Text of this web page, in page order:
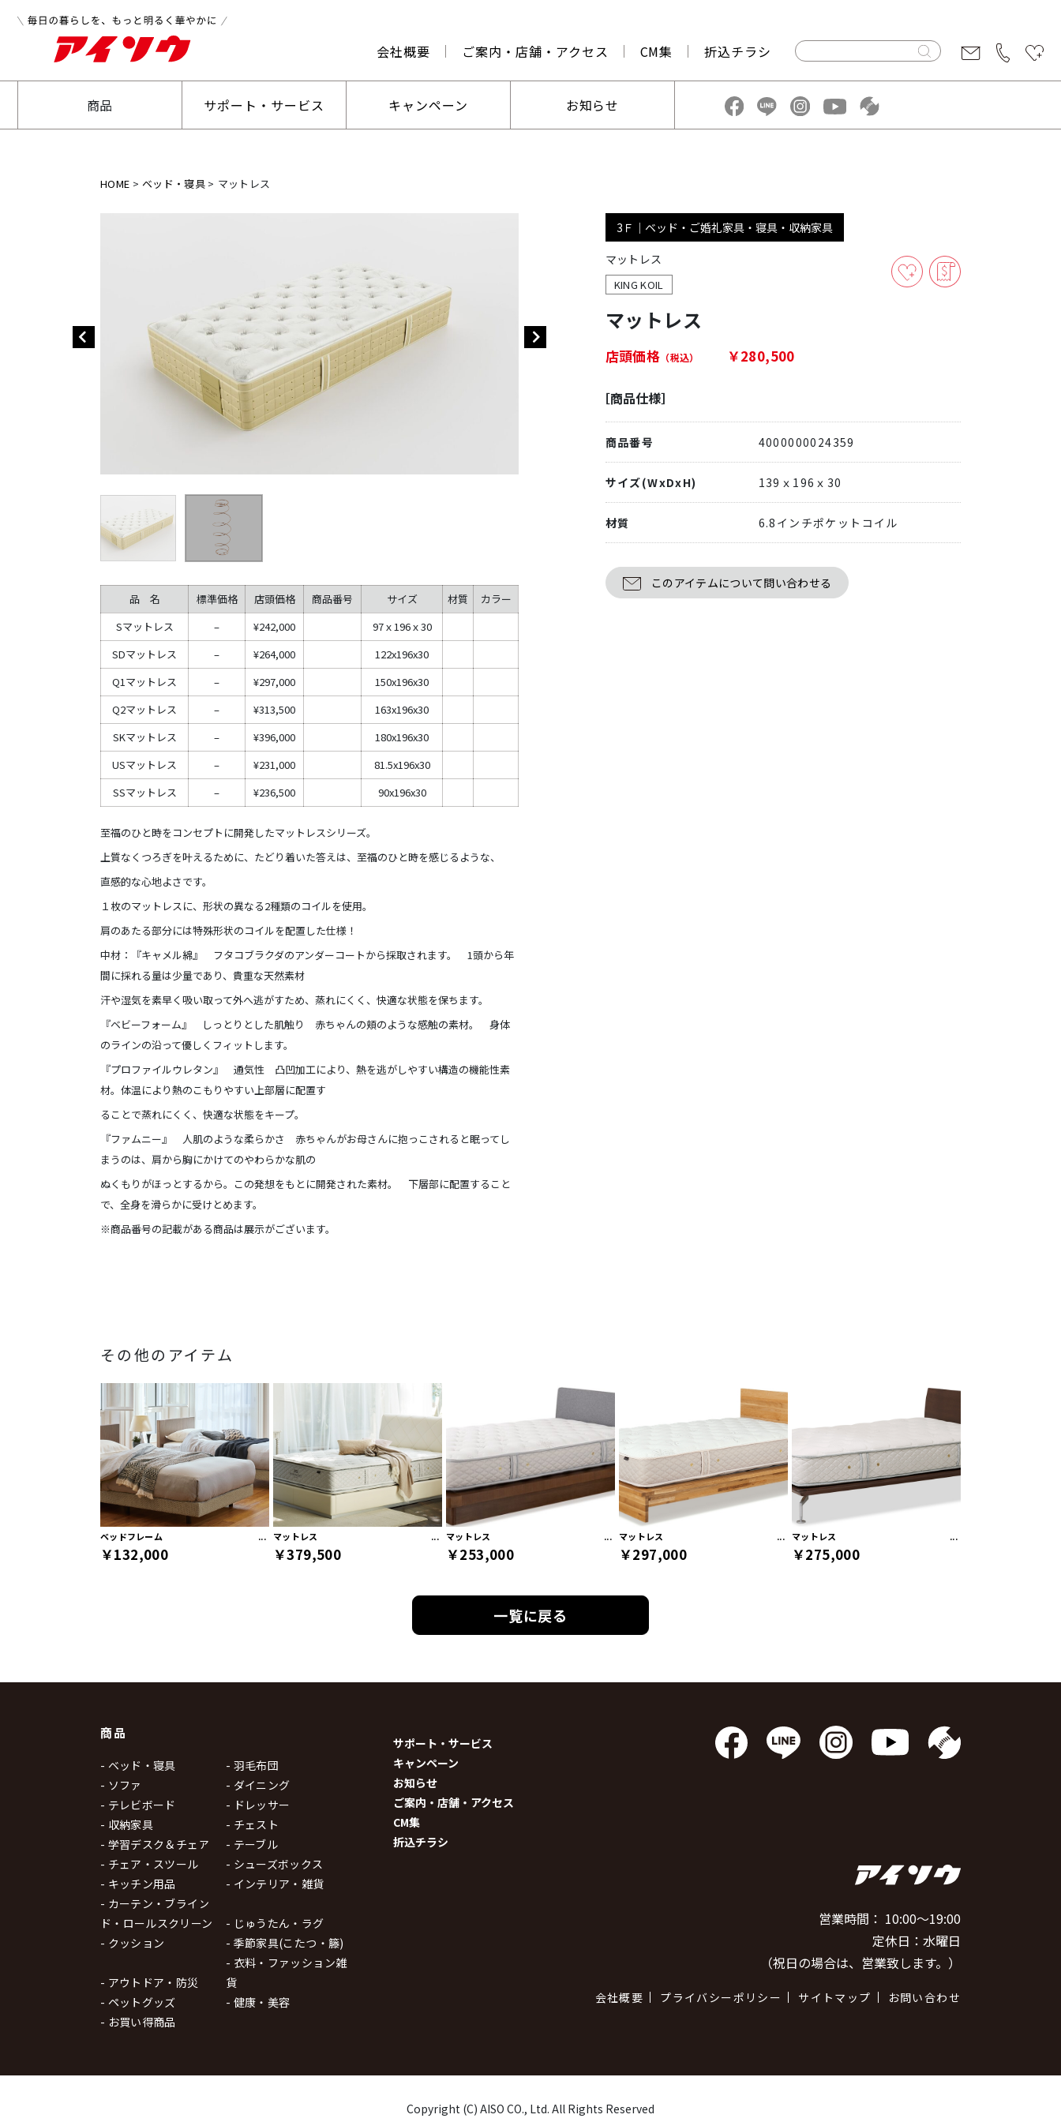
会社概要 ご案内・店舗・アクセス CM集 折込チラシ
商品 サポート・サービス キャンペーン お知らせ
HOME ベッド・寝具 マットレス
品 名 標準価格 店頭価格 商品番号 サイズ 材質
カラー
Sマットレス
– ¥242,000
97ｘ196ｘ30
SDマットレス
– ¥264,000
122x196x30
Q1マットレス
– ¥297,000
150x196x30
Q2マットレス
– ¥313,500
163x196x30
SKマットレス
– ¥396,000
180x196x30
USマットレス
– ¥231,000
81.5x196x30
SSマットレス
– ¥236,500 90x196x30
至福のひと時をコンセプトに開発したマットレスシリーズ。
上質なくつろぎを叶えるために、たどり着いた答えは、至福のひと時を感じるような、
直感的な心地よさです。
１枚のマットレスに、形状の異なる2種類のコイルを使用。
肩のあたる部分には特殊形状のコイルを配置した仕様！
中材：『キャメル綿』 フタコブラクダのアンダーコートから採取されます。 1頭から年
間に採れる量は少量であり、貴重な天然素材
汗や湿気を素早く吸い取って外へ逃がすため、蒸れにくく、快適な状態を保ちます。
『ベビーフォーム』 しっとりとした肌触り 赤ちゃんの頬のような感触の素材。 身体
のラインの沿って優しくフィットします。
『プロファイルウレタン』 通気性 凸凹加工により、熱を逃がしやすい構造の機能性素
材。体温により熱のこもりやすい上部層に配置す
ることで蒸れにくく、快適な状態をキープ。
『ファムニー』 人肌のような柔らかさ 赤ちゃんがお母さんに抱っこされると眠ってし
まうのは、肩から胸にかけてのやわらかな肌の
ぬくもりがほっとするから。この発想をもとに開発された素材。 下層部に配置すること
で、全身を滑らかに受けとめます。
※商品番号の記載がある商品は展示がございます。
3Ｆ｜ベッド・ご婚礼家具・寝具・収納家具
マットレス
KING KOIL
マットレス
店頭価格 （税込） ￥280,500
［商品仕様］
商品番号 4000000024359
サイズ(WxDxH) 139ｘ196ｘ30
材質 6.8インチポケットコイル
このアイテムについて問い合わせる
その他のアイテム
ベッドフレーム
￥132,000
マットレス
￥379,500
マットレス
￥253,000
マットレス
￥297,000
マットレス
￥275,000
一覧に戻る
商品
- ベッド・寝具
- 羽毛布団
- ソファ
- ダイニング
- テレビボード
- ドレッサー
- 収納家具
- チェスト
- 学習デスク＆チェア
- テーブル
- チェア・スツール
- シューズボックス
- キッチン用品
- インテリア・雑貨
- カーテン・ブライン
ド・ロールスクリーン
- じゅうたん・ラグ
- クッション
- 季節家具(こたつ・籐)
- アウトドア・防災
- 衣料・ファッション雑
貨
- ペットグッズ
- 健康・美容
- お買い得商品
サポート・サービス
キャンペーン
お知らせ
ご案内・店舗・アクセス
CM集
折込チラシ
営業時間： 10:00～19:00
定休日：水曜日
（祝日の場合は、営業致します。）
会社概要 プライバシーポリシー サイトマップ お問い合わせ
Copyright (C) AISO CO., Ltd. All Rights Reserved